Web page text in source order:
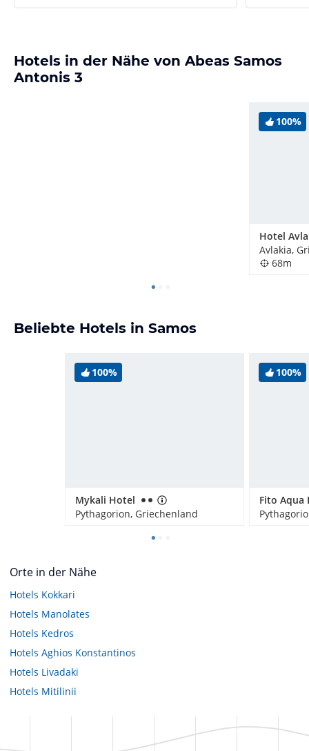
Hotels in der Nähe von Abeas Samos
Antonis 3
100%
Hotel
Avlakia,
68m
Beliebte Hotels in Samos
100%
Mykali Hotel
Pythagorion, Griechenland
100%
Orte in der Nähe
Hotels Kokkari
Hotels Manolates
Hotels Kedros
Hotels Aghios Konstantinos
Hotels Livadaki
Hotels Mitilinii